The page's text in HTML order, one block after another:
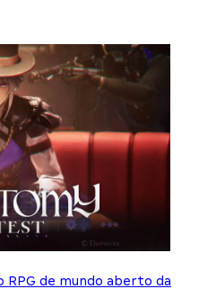
RPG de mundo aberto da